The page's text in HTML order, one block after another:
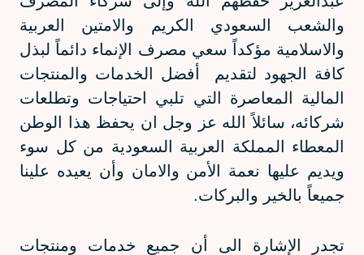
والشعب السعودي الكريم والامتين العربية
والاسلامية مؤكداً سعي مصرف الإنماء دائماً لبذل
كافة الجهود لتقديم أفضل الخدمات والمنتجات
المالية المعاصرة التي تلبي احتياجات وتطلعات
شركائه، سائلاً الله عز وجل ان يحفظ هذا الوطن
المعطاء المملكة العربية السعودية من كل سوء
ويديم عليها نعمة الأمن والامان وأن يعيده علينا
جميعاً بالخير والبركات.
تجدر الإشارة الى أن جميع خدمات ومنتجات